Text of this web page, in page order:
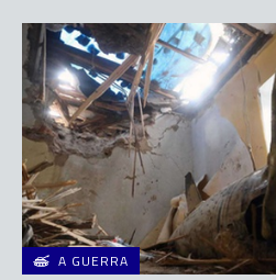
A GUERRA